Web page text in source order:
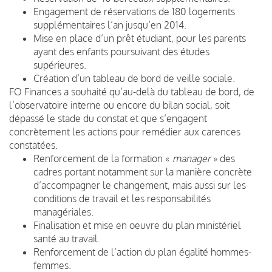
Engagement de réservations de 180 logements
supplémentaires l’an jusqu’en 2014.
Mise en place d’un prêt étudiant, pour les parents
ayant des enfants poursuivant des études
supérieures.
Création d’un tableau de bord de veille sociale.
FO Finances a souhaité qu’au-delà du tableau de bord, de
l’observatoire interne ou encore du bilan social, soit
dépassé le stade du constat et que s’engagent
concrètement les actions pour remédier aux carences
constatées.
Renforcement de la formation « manager» des
cadres portant notamment sur la manière concrète
d’accompagner le changement, mais aussi sur les
conditions de travail et les responsabilités
managériales.
Finalisation et mise en oeuvre du plan ministériel
santé au travail.
Renforcement de l’action du plan égalité hommes-
femmes.